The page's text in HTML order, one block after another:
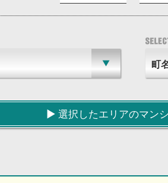
▶︎ 選択したエリアのマン